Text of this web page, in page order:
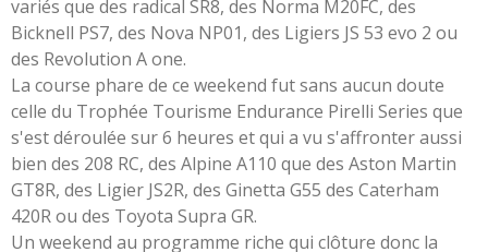
variés que des radical SR8, des Norma M20FC, des
Bicknell PS7, des Nova NP01, des Ligiers JS 53 evo 2 ou
des Revolution A one.
La course phare de ce weekend fut sans aucun doute
celle du Trophée Tourisme Endurance Pirelli Series que
s'est déroulée sur 6 heures et qui a vu s'affronter aussi
bien des 208 RC, des Alpine A110 que des Aston Martin
GT8R, des Ligier JS2R, des Ginetta G55 des Caterham
420R ou des Toyota Supra GR.
Un weekend au programme riche qui clôture donc la